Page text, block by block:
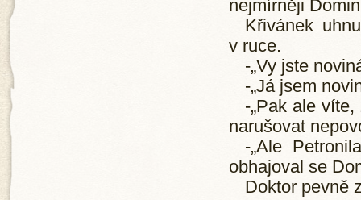
nejmírněji
Křivánek
v ruce.
-„Vy jste
-„Já jsem
-„Pak ale
narušovat
-„Ale
obhajoval se
Doktor pevně